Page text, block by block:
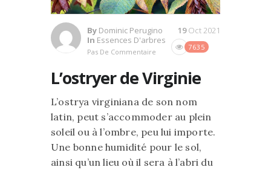
By Dominic Perugino
In Essences D'arbres
Pas De Commentaire
7635
19Oct 2021
L’ostryer de Virginie
L’ostrya virginiana de son nom
latin, peut s’accommoder au plein
soleil ou à l’ombre, peu lui importe.
Une bonne humidité pour le sol,
ainsi qu’un lieu où il sera à l’abri du